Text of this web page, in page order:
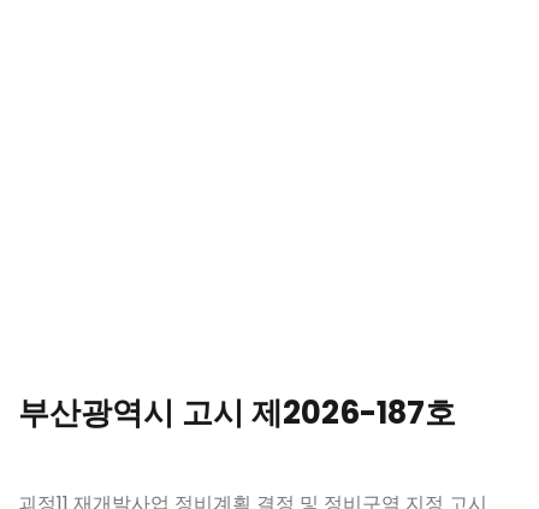
부산광역시 고시 제2026-187호